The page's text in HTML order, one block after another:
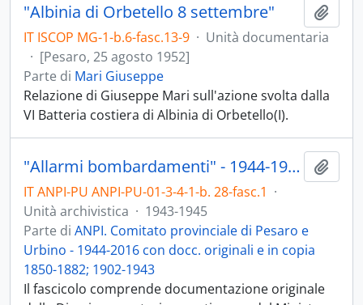
"Albinia di Orbetello 8 settembre"
IT ISCOP MG-1-b.6-fasc.13-9 · Unità documentaria
· [Pesaro, 25 agosto 1952]
Parte di Mari Giuseppe
Relazione di Giuseppe Mari sull'azione svolta dalla
VI Batteria costiera di Albinia di Orbetello(I).
"Allarmi bombardamenti" - 1944-1945; con docc. 1943
IT ANPI-PU ANPI-PU-01-3-4-1-b. 28-fasc.1 ·
Unità archivistica · 1943-1945
Parte di ANPI. Comitato provinciale di Pesaro e
Urbino - 1944-2016 con docc. originali e in copia
1850-1882; 1902-1943
Il fascicolo comprende documentazione originale